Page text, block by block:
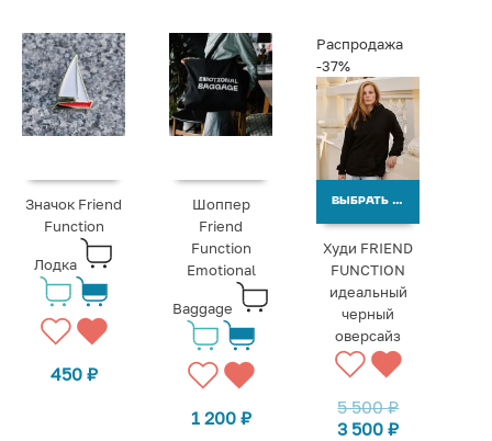
Значок Friend
Function
Лодка
450 ₽
Шоппер
Friend
Function
Emotional
Baggage
1 200 ₽
Распродажа
-37%
ВЫБРАТЬ ВАРИАНТЫ
Худи FRIEND
FUNCTION
идеальный
черный
оверсайз
5 500₽
3 500₽